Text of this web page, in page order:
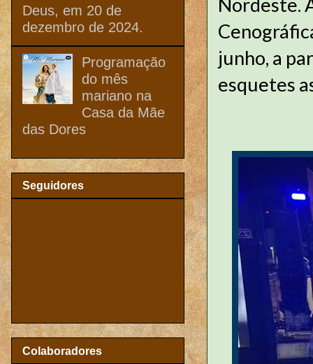
junho, a
esquetes
Deus, em 20 de
dezembro de 2024.
Programação
do mês
mariano na
Casa da Mãe
das Dores
Seguidores
Colaboradores